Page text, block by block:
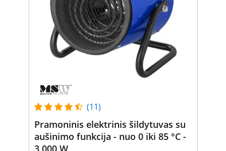
(11)
Pramoninis elektrinis šildytuvas su
aušinimo funkcija - nuo 0 iki 85 °C -
3 000 W